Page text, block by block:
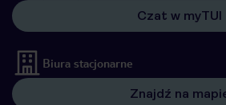
Czat w myTUI
Biura stacjonarne
Znajdź na